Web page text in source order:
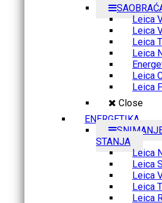
Leica
Leica
Leica
Leica
Leica
Leica
Close
ENERGETIKA
STANJA
Leica
Leica
Leica
Leica
Leica